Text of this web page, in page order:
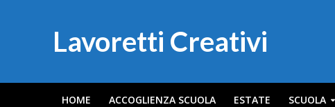
Lavoretti Creativi
HOME ACCOGLIENZA SCUOLA ESTATE SCUOLA